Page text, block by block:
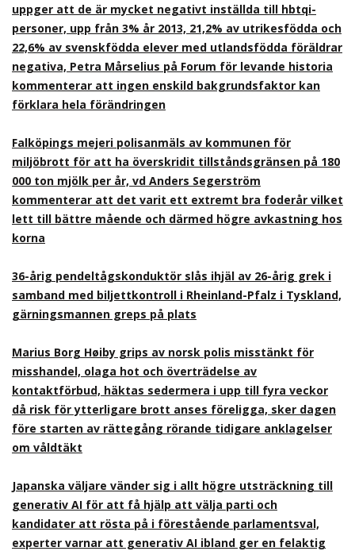
uppger att de är mycket negativt inställda till hbtqi-
personer, upp från 3% år 2013, 21,2% av utrikesfödda och
22,6% av svenskfödda elever med utlandsfödda föräldrar
negativa, Petra Mårselius på Forum för levande historia
kommenterar att ingen enskild bakgrundsfaktor kan
förklara hela förändringen
Falköpings mejeri polisanmäls av kommunen för
miljöbrott för att ha överskridit tillståndsgränsen på 180
000 ton mjölk per år, vd Anders Segerström
kommenterar att det varit ett extremt bra foderår vilket
lett till bättre mående och därmed högre avkastning hos
korna
36-årig pendeltågskonduktör slås ihjäl av 26-årig grek i
samband med biljettkontroll i Rheinland-Pfalz i Tyskland,
gärningsmannen greps på plats
Marius Borg Høiby grips av norsk polis misstänkt för
misshandel, olaga hot och överträdelse av
kontaktförbud, häktas sedermera i upp till fyra veckor
då risk för ytterligare brott anses föreligga, sker dagen
före starten av rättegång rörande tidigare anklagelser
om våldtäkt
Japanska väljare vänder sig i allt högre utsträckning till
generativ AI för att få hjälp att välja parti och
kandidater att rösta på i förestående parlamentsval,
experter varnar att generativ AI ibland ger en felaktig